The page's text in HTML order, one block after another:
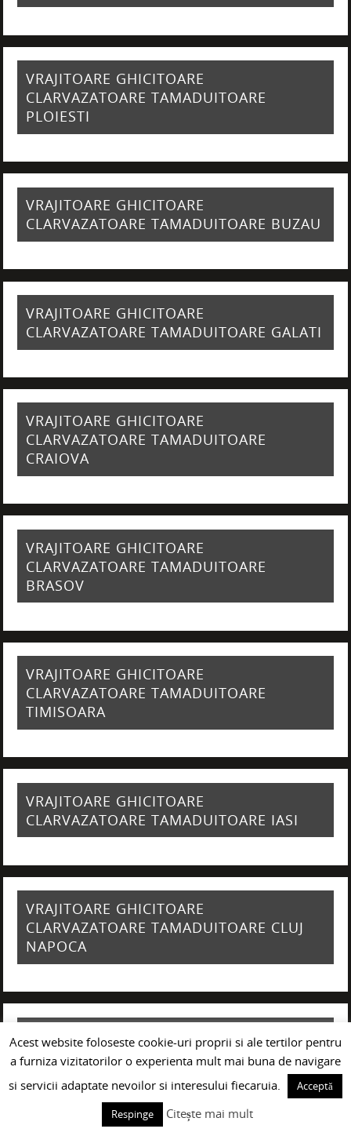
VRAJITOARE GHICITOARE
CLARVAZATOARE TAMADUITOARE
PLOIESTI
VRAJITOARE GHICITOARE
CLARVAZATOARE TAMADUITOARE BUZAU
VRAJITOARE GHICITOARE
CLARVAZATOARE TAMADUITOARE GALATI
VRAJITOARE GHICITOARE
CLARVAZATOARE TAMADUITOARE
CRAIOVA
VRAJITOARE GHICITOARE
CLARVAZATOARE TAMADUITOARE
BRASOV
VRAJITOARE GHICITOARE
CLARVAZATOARE TAMADUITOARE
TIMISOARA
VRAJITOARE GHICITOARE
CLARVAZATOARE TAMADUITOARE IASI
VRAJITOARE GHICITOARE
CLARVAZATOARE TAMADUITOARE CLUJ
NAPOCA
VRAJITOARE GHICITOARE
CLARVAZATOARE TAMADUITOARE
Acest website foloseste cookie-uri proprii si ale tertilor pentru
a furniza vizitatorilor o experienta mult mai buna de navigare
si servicii adaptate nevoilor si interesului fiecaruia.
Acceptă
Respinge
Citește mai mult